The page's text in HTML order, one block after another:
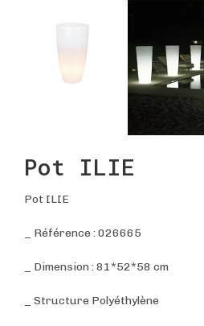
Pot ILIE
Pot ILIE
_ Référence : 026665
_ Dimension : 81*52*58 cm
_ Structure Polyéthylène